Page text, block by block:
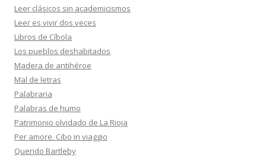
Leer clásicos sin academicismos
Leer es vivir dos veces
Libros de Cíbola
Los pueblos deshabitados
Madera de antihéroe
Mal de letras
Palabraria
Palabras de humo
Patrimonio olvidado de La Rioja
Per amore. Cibo in viaggio
Querido Bartleby